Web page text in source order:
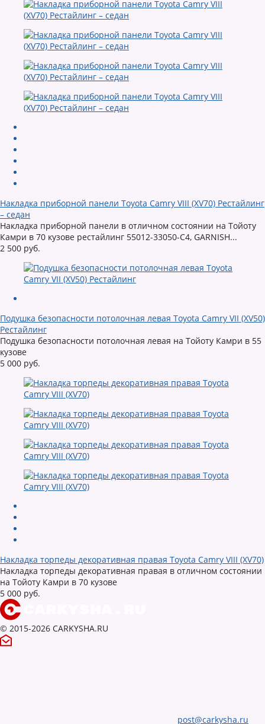
Накладка приборной панели Toyota Camry VIII (XV70) Рестайлинг
– седан
Накладка приборной панели в отличном состоянии на Тойоту
Камри в 70 кузове рестайлинг 55012-33050-C4, GARNISH...
2 500 руб.
Подушка безопасности потолочная левая Toyota Camry VII (XV50)
Рестайлинг
Подушка безопасности потолочная левая на Тойоту Камри в 55
кузове
5 000 руб.
Накладка торпеды декоративная правая Toyota Camry VIII (XV70)
Накладка торпеды декоративная правая в отличном состоянии
на Тойоту Камри в 70 кузове
5 000 руб.
© 2015-2026 CARKYSHA.RU
post@carkysha.ru